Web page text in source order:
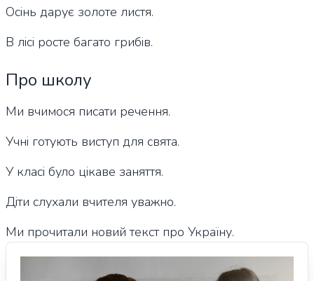
Осінь дарує золоте листя.
В лісі росте багато грибів.
Про школу
Ми вчимося писати речення.
Учні готують виступ для свята.
У класі було цікаве заняття.
Діти слухали вчителя уважно.
Ми прочитали новий текст про Україну.